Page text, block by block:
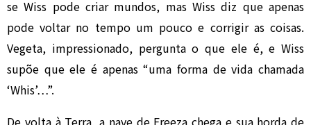
se Wiss pode criar mundos, mas Wiss diz que apenas
pode voltar no tempo um pouco e corrigir as coisas.
Vegeta, impressionado, pergunta o que ele é, e Wiss
supõe que ele é apenas “uma forma de vida chamada
‘Whis’…”.
De volta à Terra, a nave de Freeza chega e sua horda de